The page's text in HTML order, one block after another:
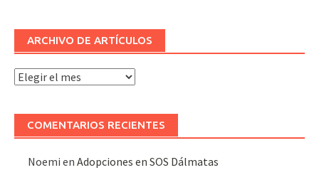
ARCHIVO DE ARTÍCULOS
Archivo
COMENTARIOS RECIENTES
Noemi enAdopciones en SOS Dálmatas